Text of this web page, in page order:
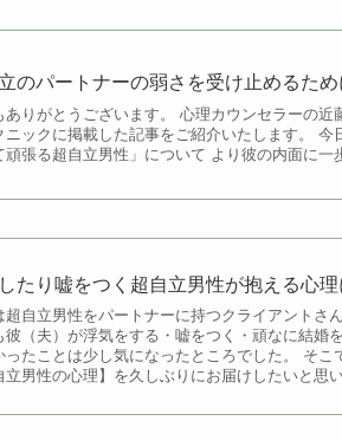
のパートナーの弱さを受け止めるた
ありがとうございます。 心理カウンセラーの
ニックに掲載した記事をご紹介いたします。
頑張る超自立男性」について より彼の内面に一
たり嘘をつく超自立男性が抱える心理
超自立男性をパートナーに持つクライアントさ
彼（夫）が浮気をする・嘘をつく・頑なに結婚
ったことは少し気になったところでした。 そ
立男性の心理】を久しぶりにお届けしたいと思い